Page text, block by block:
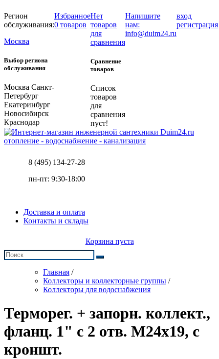
Регион
обслуживания:
Москва
Выбор региона
обслуживания
Москва Санкт-
Петербург
Екатеринбург
Новосибирск
Краснодар
Избранное
0 товаров
Нет
товаров
для
сравнения
Сравнение
товаров
Список
товаров
для
сравнения
пуст!
Напишите
нам:
info@duim24.ru
вход
регистрация
отопление - водоснабжение - канализация
8 (495) 134-27-28
пн-пт: 9:30-18:00
Доставка и оплата
Контакты и склады
Корзина пуста
Главная /
Коллекторы и коллекторные группы /
Коллекторы для водоснабжения
Терморег. + запорн. коллект.,
фланц. 1" с 2 отв. М24х19, с
кроншт.